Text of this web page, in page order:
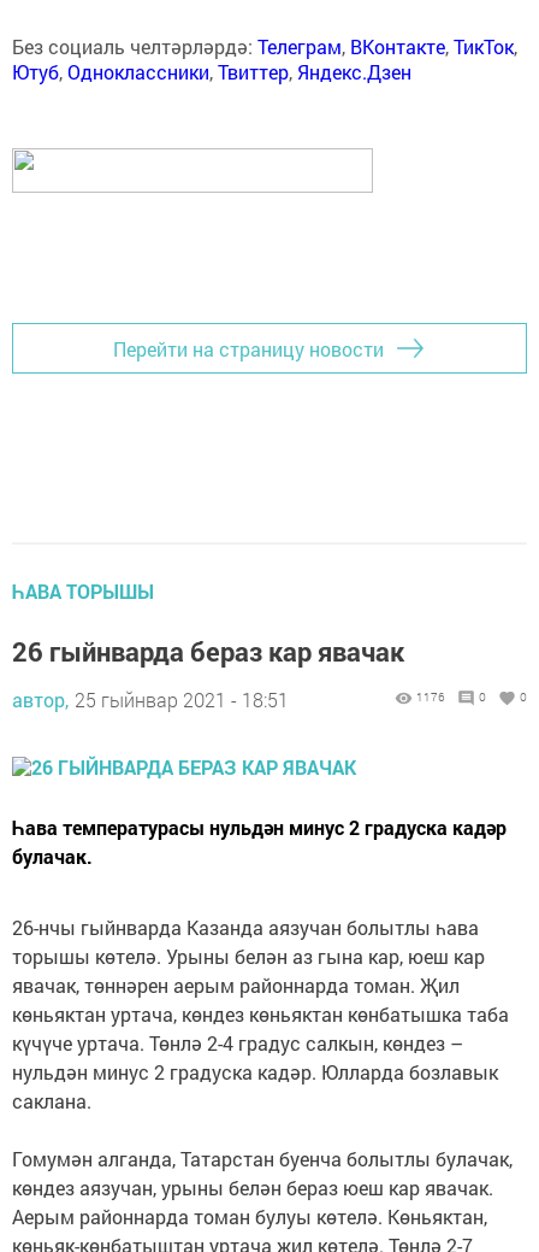
Без социаль челтәрләрдә: Телеграм, ВКонтакте,ТикТок,
Ютуб,Одноклассники,Твиттер, Яндекс.Дзен
Перейти на страницу новости
ҺАВА ТОРЫШЫ
26 гыйнварда бераз кар явачак
автор, 25 гыйнвар 2021 - 18:51 1176 0 0
Һава температурасы нульдән минус 2 градуска кадәр
булачак.
26-нчы гыйнварда Казанда аязучан болытлы һава
торышы көтелә. Урыны белән аз гына кар, юеш кар
явачак, төннәрен аерым районнарда томан. Җил
көньяктан уртача, көндез көньяктан көнбатышка таба
күчүче уртача. Төнлә 2-4 градус салкын, көндез –
нульдән минус 2 градуска кадәр. Юлларда бозлавык
саклана.
Гомумән алганда, Татарстан буенча болытлы булачак,
көндез аязучан, урыны белән бераз юеш кар явачак.
Аерым районнарда томан булуы көтелә. Көньяктан,
көньяк-көнбатыштан уртача җил көтелә. Төнлә 2-7